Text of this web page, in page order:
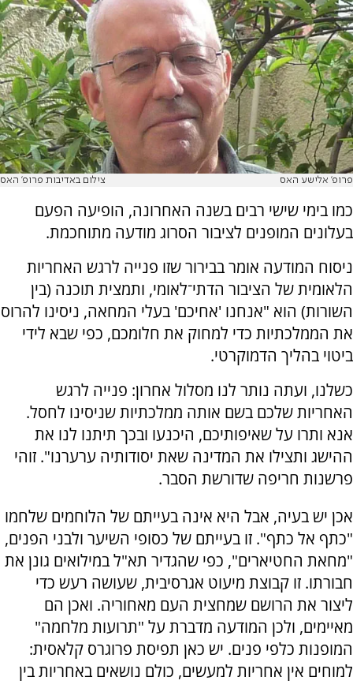
פרופ' אלישע האס צילום באדיבות פרופ' האס
כמו בימי שישי רבים בשנה האחרונה, הופיעה הפעם
בעלונים המופנים לציבור הסרוג מודעה מתוחכמת.
ניסוח המודעה אומר בבירור שזו פנייה לרגש האחריות
הלאומית של הציבור הדתי־לאומי, ותמצית תוכנה (בין
השורות) הוא "אנחנו 'אחיכם' בעלי המחאה, ניסינו להרוס
את הממלכתיות כדי למחוק את חלומכם, כפי שבא לידי
ביטוי בהליך הדמוקרטי.
כשלנו, ועתה נותר לנו מסלול אחרון: פנייה לרגש
האחריות שלכם בשם אותה ממלכתיות שניסינו לחסל.
אנא ותרו על שאיפותיכם, היכנעו ובכך תיתנו לנו את
ההישג ותצילו את המדינה שאת יסודותיה ערערנו". זוהי
פרשנות חריפה שדורשת הסבר.
אכן יש בעיה, אבל היא אינה בעייתם של הלוחמים שלחמו
"כתף אל כתף". זו בעייתם של כסופי השיער ולבני הפנים,
"מחאת החטיארים", כפי שהגדיר תא"ל במילואים גונן את
חבורתו. זו קבוצת מיעוט אגרסיבית, שעושה רעש כדי
ליצור את הרושם שמחצית העם מאחוריה. ואכן הם
מאיימים, ולכן המודעה מדברת על "תרועות מלחמה"
המופנות כלפי פנים. יש כאן תפיסת פרוגרס קלאסית:
למוחים אין אחריות למעשים, כולם נושאים באחריות בין